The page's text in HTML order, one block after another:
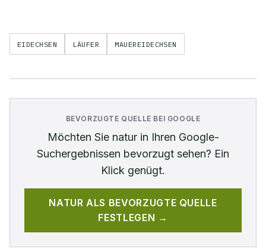
EIDECHSEN LÄUFER MAUEREIDECHSEN
BEVORZUGTE QUELLE BEI GOOGLE
Möchten Sie naturin Ihren Google-
Suchergebnissen bevorzugt sehen? Ein
Klick genügt.
NATUR ALS BEVORZUGTE QUELLE
FESTLEGEN →